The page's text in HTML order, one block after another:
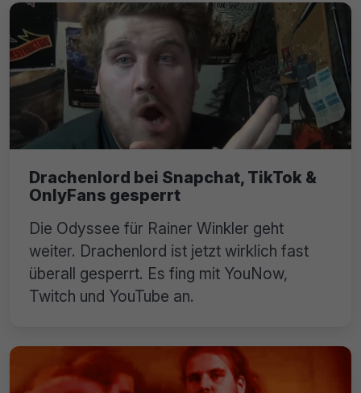
Drachenlord bei Snapchat, TikTok &
OnlyFans gesperrt
Die Odyssee für Rainer Winkler geht
weiter. Drachenlord ist jetzt wirklich fast
überall gesperrt. Es fing mit YouNow,
Twitch und YouTube an.